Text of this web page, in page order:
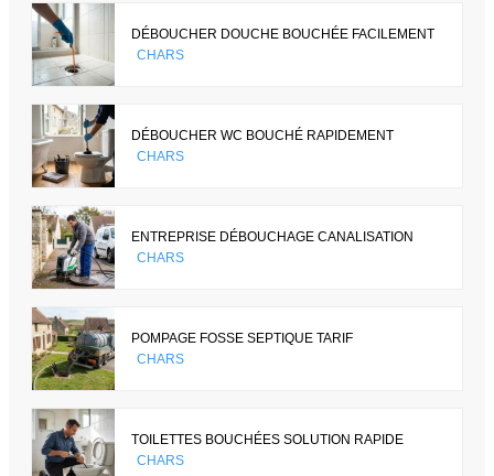
DÉBOUCHER DOUCHE BOUCHÉE FACILEMENT
CHARS
DÉBOUCHER WC BOUCHÉ RAPIDEMENT
CHARS
ENTREPRISE DÉBOUCHAGE CANALISATION
CHARS
POMPAGE FOSSE SEPTIQUE TARIF
CHARS
TOILETTES BOUCHÉES SOLUTION RAPIDE
CHARS